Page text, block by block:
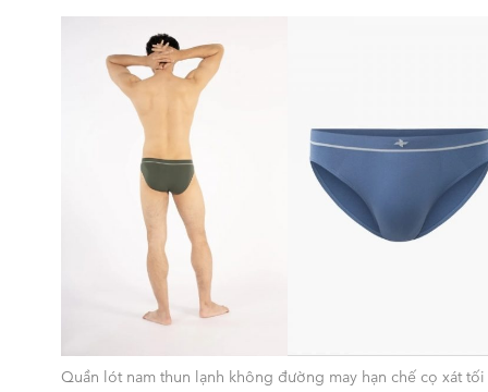
Quần lót nam thun lạnh không đường may hạn chế cọ xát